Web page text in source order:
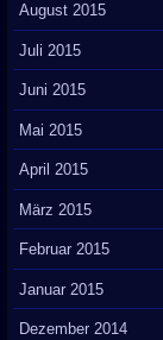
August 2015
Juli 2015
Juni 2015
Mai 2015
April 2015
März 2015
Februar 2015
Januar 2015
Dezember 2014